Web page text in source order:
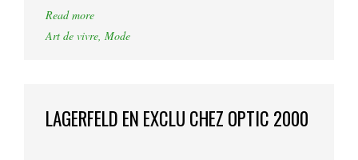
Read more
Art de vivre, Mode
LAGERFELD EN EXCLU CHEZ OPTIC 2000